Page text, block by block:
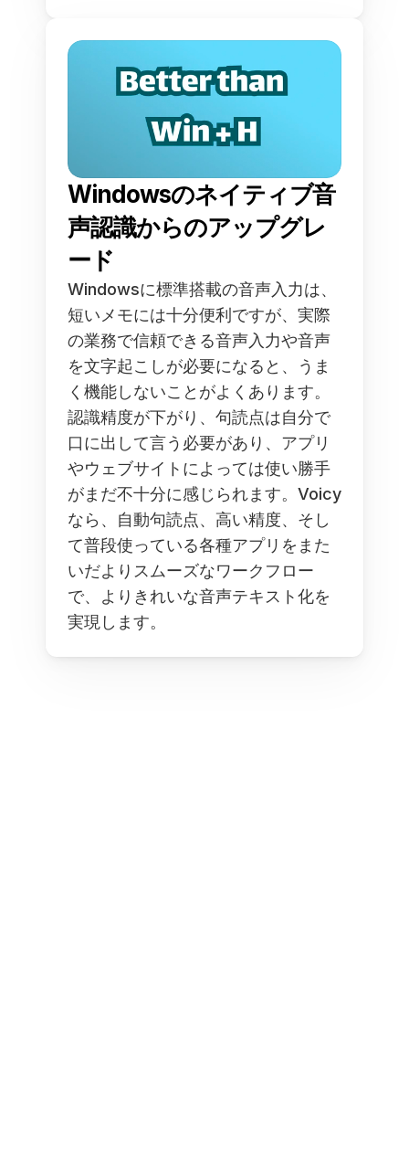
Windowsのネイティブ音
声認識からのアップグレ
ード
Windowsに標準搭載の音声入力は、
短いメモには十分便利ですが、実際
の業務で信頼できる音声入力や音声
を文字起こしが必要になると、うま
く機能しないことがよくあります。
認識精度が下がり、句読点は自分で
口に出して言う必要があり、アプリ
やウェブサイトによっては使い勝手
がまだ不十分に感じられます。Voicy
なら、自動句読点、高い精度、そし
て普段使っている各種アプリをまた
いだよりスムーズなワークフロー
で、よりきれいな音声テキスト化を
実現します。